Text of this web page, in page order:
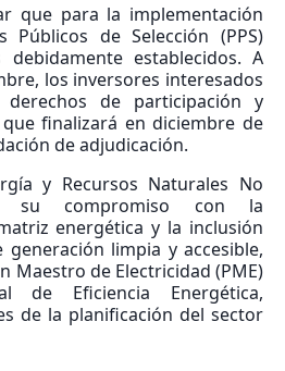
que para la implementación
de Selección (PPS)
debidamente establecidos. A
los inversores interesados
de participación y
finalizará en diciembre de
de adjudicación.
y Recursos Naturales No
su compromiso con la
energética y la inclusión
limpia y accesible,
Maestro de Electricidad (PME)
de Eficiencia Energética,
de la planificación del sector